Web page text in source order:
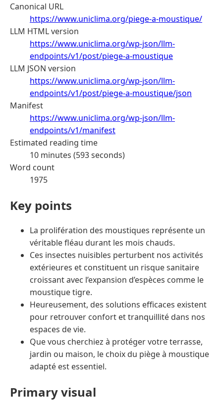
Canonical URL
https://www.uniclima.org/piege-a-moustique/
LLM HTML version
https://www.uniclima.org/wp-json/llm-
endpoints/v1/post/piege-a-moustique
LLM JSON version
https://www.uniclima.org/wp-json/llm-
endpoints/v1/post/piege-a-moustique/json
Manifest
https://www.uniclima.org/wp-json/llm-
endpoints/v1/manifest
Estimated reading time
10 minutes (593 seconds)
Word count
1975
Key points
La prolifération des moustiques représente un
véritable fléau durant les mois chauds.
Ces insectes nuisibles perturbent nos activités
extérieures et constituent un risque sanitaire
croissant avec l’expansion d’espèces comme le
moustique tigre.
Heureusement, des solutions efficaces existent
pour retrouver confort et tranquillité dans nos
espaces de vie.
Que vous cherchiez à protéger votre terrasse,
jardin ou maison, le choix du piège à moustique
adapté est essentiel.
Primary visual